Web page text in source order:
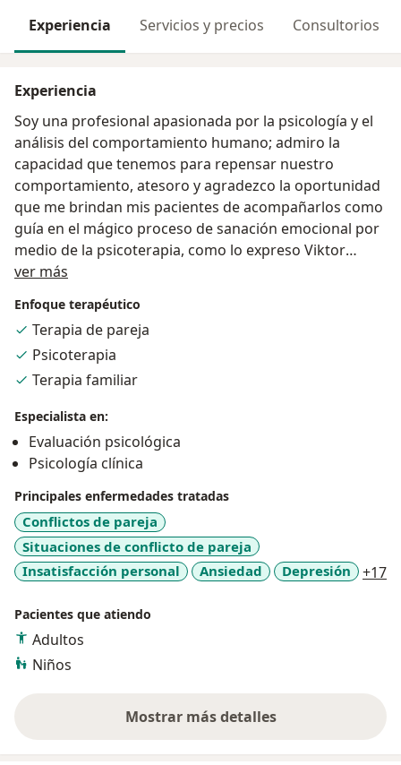
Experiencia Servicios y precios Consultorios
Experiencia
Soy una profesional apasionada por la psicología y el
análisis del comportamiento humano; admiro la
capacidad que tenemos para repensar nuestro
comportamiento, atesoro y agradezco la oportunidad
que me brindan mis pacientes de acompañarlos como
guía en el mágico proceso de sanación emocional por
medio de la psicoterapia, como lo expreso Viktor
Frankl
“He encontrado el significado de mi vida ayudando a
los demás a encontrar en sus vidas un significado”.
ver más
Enfoque terapéutico
Terapia de pareja
Psicoterapia
Terapia familiar
Especialista en:
Evaluación psicológica
Psicología clínica
Principales enfermedades tratadas
Conflictos de pareja
Situaciones de conflicto de pareja
Insatisfacción personal
Ansiedad Depresión +17
Pacientes que atiendo
Adultos
Niños
Mostrar más detalles
sobre la experiencia